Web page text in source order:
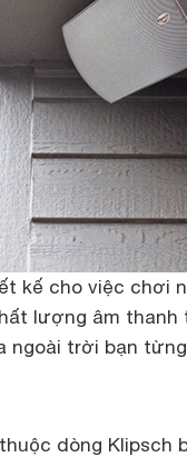
kế cho việc chơi
lượng âm thanh
ngoài trời bạn
thuộc dòng Klipsch